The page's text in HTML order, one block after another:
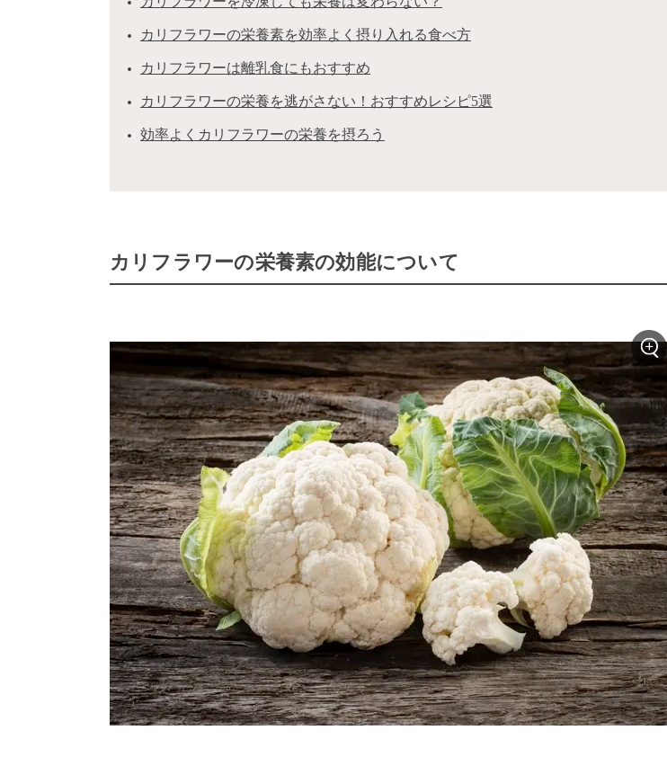
カリフラワーの栄養素を効率よく摂り入れる食べ方
カリフラワーは離乳食にもおすすめ
カリフラワーの栄養を逃がさない！おすすめレシピ5選
効率よくカリフラワーの栄養を摂ろう
カリフラワーの栄養素の効能について